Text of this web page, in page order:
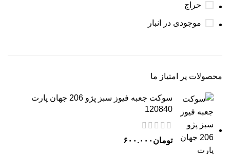
حراج
موجودی در انبار
محصولات پر امتیاز ما
سوکت جعبه فیوز سبز پژو 206 جهان پارت
120840
تومان ۶۰۰.۰۰۰